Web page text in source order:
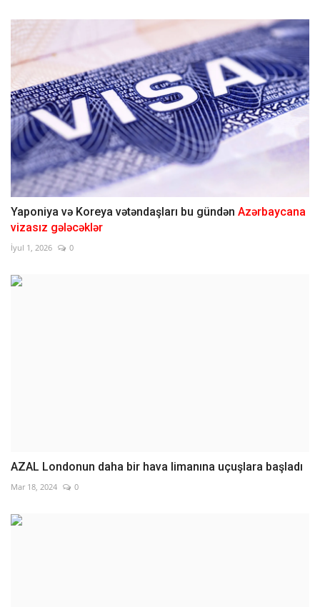
Yaponiya və Koreya vətəndaşları bu gündən Azərbaycana
vizasız gələcəklər
İyul 1, 2026 0
AZAL Londonun daha bir hava limanına uçuşlara başladı
Mar 18, 2024 0